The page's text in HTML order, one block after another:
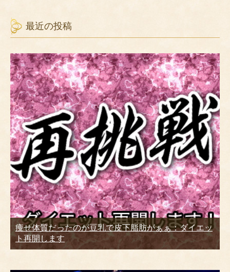
最近の投稿
痩せ体質だったのが豆乳で皮下脂肪がぁぁ：ダイエッ
ト再開します